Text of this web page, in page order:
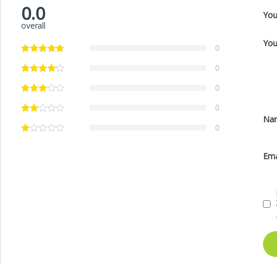
0.0
overall
0
0
0
0
0